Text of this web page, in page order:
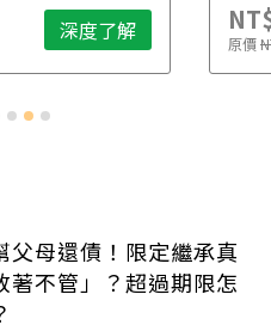
深度了解 原價
父母還債！限定繼承真
著不管」？超過期限怎